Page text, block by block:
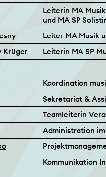
Leiterin MA
und MA SP
Leiter MA Musik
Krüger
Leiterin MA SP
Koordination
Sekretariat &
Teamleiterin
Administration
Kommunikation